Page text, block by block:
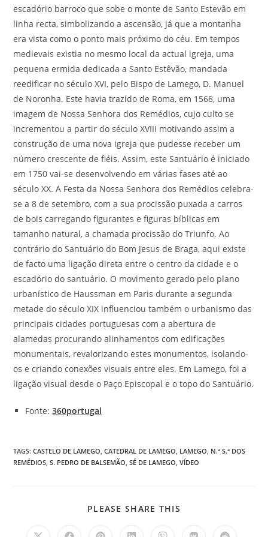
escadório barroco que sobe o monte de Santo Estevão em
linha recta, simbolizando a ascensão, já que a montanha
era vista como o ponto mais próximo do céu. Em tempos
medievais existia no mesmo local da actual igreja, uma
pequena ermida dedicada a Santo Estêvão, mandada
reedificar no século XVI, pelo Bispo de Lamego, D. Manuel
de Noronha. Este havia trazido de Roma, em 1568, uma
imagem de Nossa Senhora dos Remédios, cujo culto se
incrementou a partir do século XVIII motivando assim a
construção de uma nova igreja que pudesse receber um
número crescente de fiéis. Assim, este Santuário é iniciado
em 1750 vai-se desenvolvendo em várias fases até ao
século XX. A Festa da Nossa Senhora dos Remédios celebra-
se a 8 de setembro, com a sua procissão puxada a carros
de bois carregando figurantes e figuras bíblicas em
tamanho natural, a chamada procissão do Triunfo. Ao
contrário do Santuário do Bom Jesus de Braga, aqui existe
de facto uma ligação direta entre o centro da cidade e o
escadório do santuário. O movimento gerado pelo plano
urbanístico de Haussman em Paris durante a segunda
metade do século XIX influenciou também o urbanismo das
principais cidades portuguesas com a abertura de
alamedas procurando alinhamentos com edificações
monumentais, revalorizando estes monumentos, isolando-
os e criando conexões visuais entre eles. Em Lamego, foi a
ligação visual desde o Paço Episcopal e o topo do Santuário.
Fonte:360portugal
TAGS:CASTELO DE LAMEGO CATEDRAL DE LAMEGO LAMEGO N.ª S.ª DOS
REMÉDIOS S. PEDRO DE BALSEMÃO SÉ DE LAMEGO VÍDEO
PLEASE SHARE THIS